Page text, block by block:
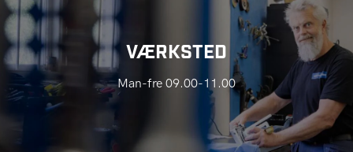
VÆRKSTED
Man-fre 09.00-11.00